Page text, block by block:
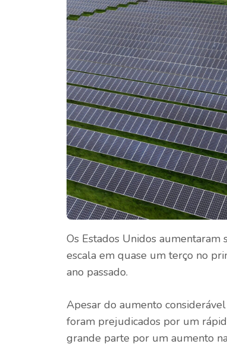
Os Estados Unidos
escala em quase um terço no
ano passado.
Apesar do aumento
foram prejudicados por um
grande parte por um aumento